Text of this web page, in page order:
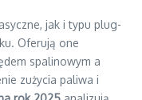
jak i typu plug-
Oferują one
spalinowym a
zużycia paliwa i